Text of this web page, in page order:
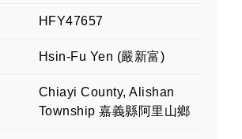
HFY47657
Hsin-Fu Yen (嚴新富)
Chiayi County, Alishan
Township 嘉義縣阿里山鄉